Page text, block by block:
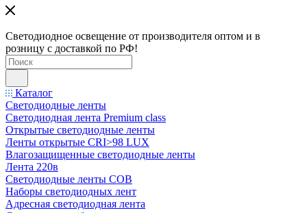
Светодиодное освещение от производителя оптом и в
розницу с доставкой по РФ!
Каталог
Светодиодные ленты
Светодиодная лента Premium class
Открытые светодиодные ленты
Ленты открытые CRI>98 LUX
Влагозащищенные светодиодные ленты
Лента 220в
Светодиодные ленты COB
Наборы светодиодных лент
Адресная светодиодная лента